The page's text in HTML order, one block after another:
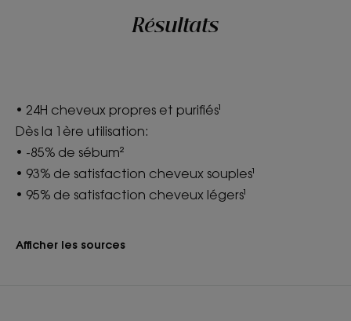
Résultats
• 24H cheveux propres et purifiés¹
Dès la 1ère utilisation:
• -85% de sébum²
• 93% de satisfaction cheveux souples¹
• 95% de satisfaction cheveux légers¹
Afficher les sources